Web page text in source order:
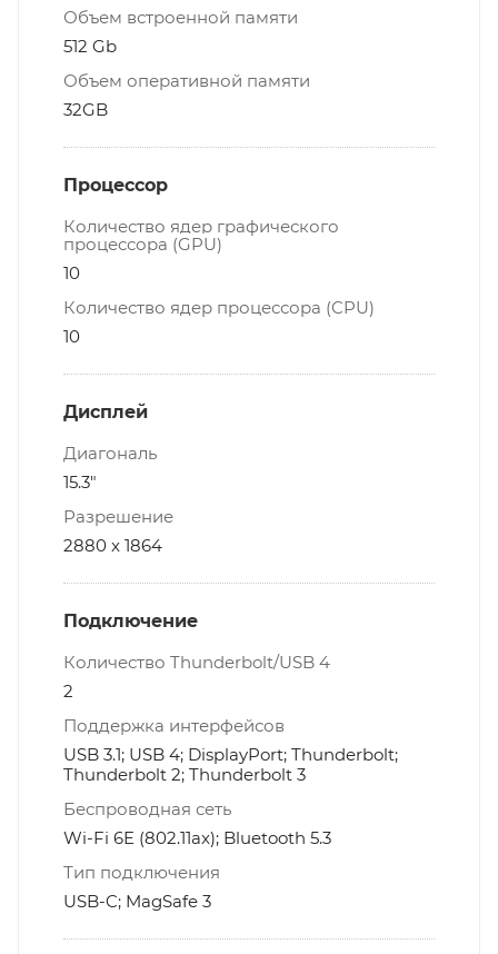
Объем встроенной памяти
512 Gb
Объем оперативной памяти
32GB
Процессор
Количество ядер графического
процессора (GPU)
10
Количество ядер процессора (CPU)
10
Дисплей
Диагональ
15.3"
Разрешение
2880 x 1864
Подключение
Количество Thunderbolt/USB 4
2
Поддержка интерфейсов
USB 3.1; USB 4; DisplayPort; Thunderbolt;
Thunderbolt 2; Thunderbolt 3
Беспроводная сеть
Wi-Fi 6E (802.11ax); Bluetooth 5.3
Тип подключения
USB-C; MagSafe 3